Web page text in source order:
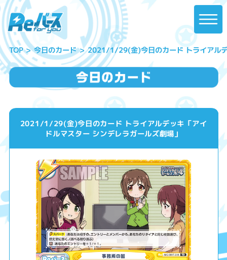
TOP 今日のカード 2021/1/29(金)今日のカード トライアル
2021/1/29(金)今日のカード トライアルデッキ「アイ
ドルマスター シンデレラガールズ劇場」